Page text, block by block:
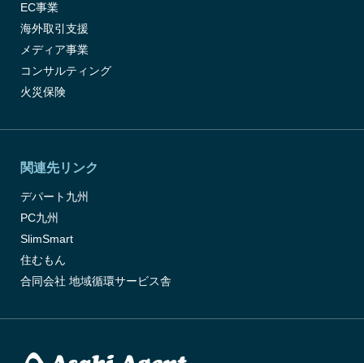
EC事業
海外取引支援
メディア事業
コンサルティング
火災保険
関連先リンク
デパート九州
PC九州
SlimSmart
住むもん
合同会社 地域循環サービス舎